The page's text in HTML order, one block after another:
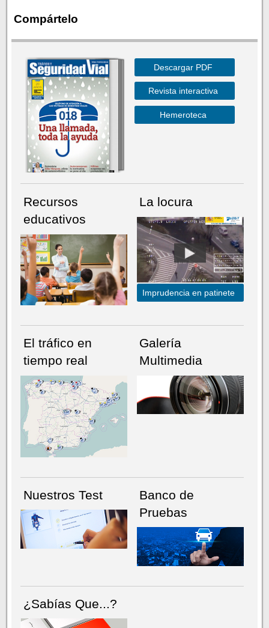
Compártelo
NÚMERO ACTUALHEMEROTECA
Descargar PDF
Revista interactiva
Hemeroteca
Recursos
educativos
La locura
Imprudencia en patinete
El tráfico en
tiempo real
Galería
Multimedia
Nuestros Test
Banco de
Pruebas
¿Sabías Que...?